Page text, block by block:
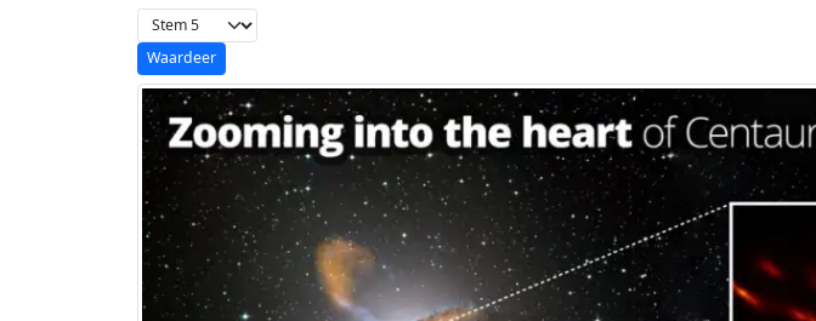
Voeg waardering toe